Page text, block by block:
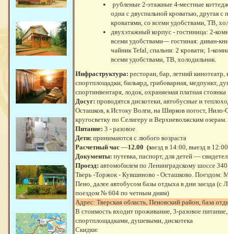
рубленые 2-этажные 4-местные
одна с двуспальной кроватью, другая с
кроватями, со всеми удобствами, ТВ,
двухэтажный корпус - гостиница: 2-
всеми удобствами— гостиная: диван-
чайник Tefal, спальня: 2 кровати; 1-
всеми удобствами, ТВ, холодильник.
Инфраструктура: ресторан, бар, летний кинотеатр,
спортплощадки, бильярд, грибоварная, медпункт,
спортинвентаря, лодок, охраняемая платная стоянка
Досуг: проводятся дискотеки, автобусные и
Осташков, к Истоку Волги, на Ширков погост,
кругосветку по Селигеру и Верхневолжским озерам.
Питание: 3 - разовое.
Дети: принимаются с любого возраста
Расчетный час —12.00 (заезд в 14:00, выезд в
Документы: путевка, паспорт, для детей —
Проезд: автомобилем по Ленинградскому шоссе
Тверь -Торжок - Кувшиново - Осташково. Поездом:
Пено, далее автобусом базы отдыха в дни заезда (с
поездом № 604 по четным дням)
Адрес: Тверская область, Пеновский район, база
В стоимость входит проживание, 3-разовое
спортплощадками, душевыми, дискотека
Скидки: